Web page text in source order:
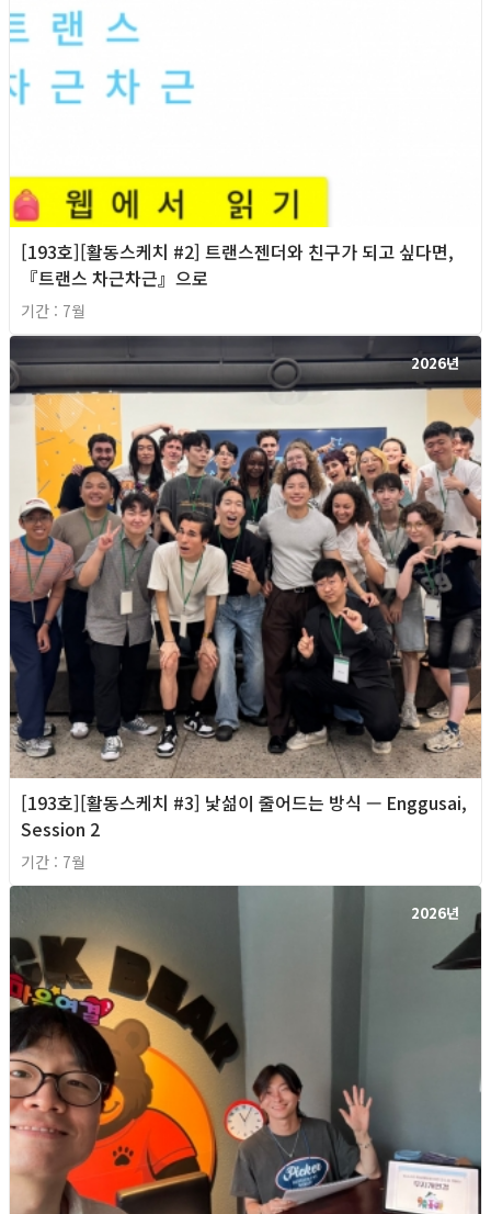
[193호][활동스케치 #2] 트랜스젠더와 친구가 되고 싶다면,
『트랜스 차근차근』으로
기간 : 7월
2026년
[193호][활동스케치 #3] 낯섦이 줄어드는 방식 — Enggusai,
Session 2
기간 : 7월
2026년